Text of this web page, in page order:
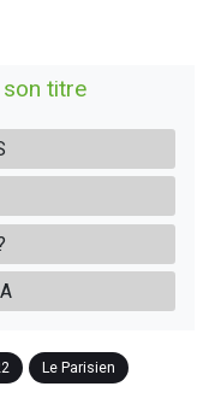
titre
Le Parisien